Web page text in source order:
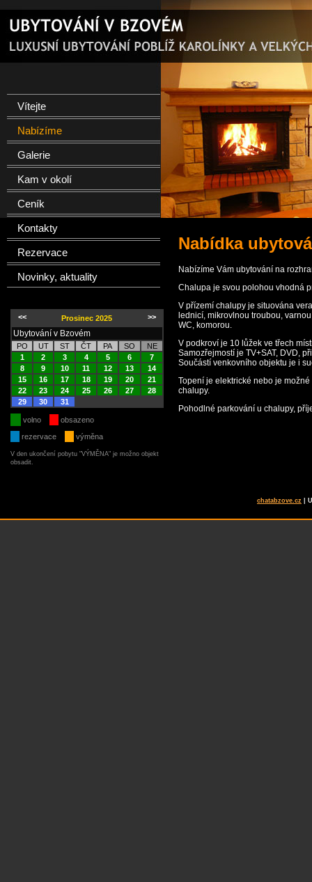
Vítejte
Nabízíme
Galerie
Kam v okolí
Ceník
Kontakty
Rezervace
Novinky, aktuality
<< Prosinec 2025 >>
Ubytování v Bzovém
PO UT ST ČT PA SO
NE
1
2 3 4 5 6
7
8
9 10 11 12 13
14
15
16 17 18 19 20
21
22
23 24 25 26 27
28
29
30 31
volno
obsazeno
rezervace
výměna
V den ukončení pobytu "VÝMĚNA" je možno objekt
obsadit.
Nabídka
Nabízíme Vám ubytování na
Chalupa je svou polohou vhodná
V přízemí chalupy je situována
lednicí, mikrovlnou troubou,
WC, komorou.
V podkroví je 10 lůžek ve třech
Samozřejmostí je TV+SAT, DVD,
Součástí venkovního objektu je i
Topení je elektrické nebo je
chalupy.
Pohodlné parkování u chalupy,
chatabzove.cz |